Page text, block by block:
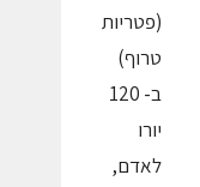
(פטריות
טרוף)
ב- 120
יורו
לאדם,